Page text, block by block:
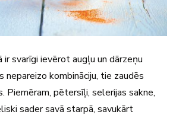
ir svarīgi ievērot augļu un dārzeņu
nepareizo kombināciju, tie zaudēs
Piemēram, pētersīļi, selerijas sakne,
sader savā starpā, savukārt